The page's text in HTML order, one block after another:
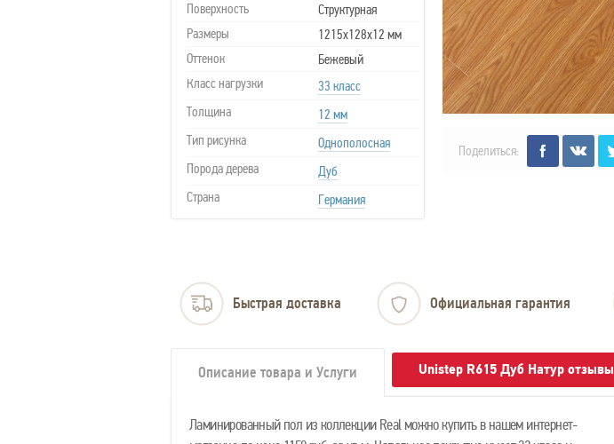
Поверхность
Структурная
Размеры
1215x128x12 мм
Оттенок
Бежевый
Класс нагрузки
33 класс
Толщина
12 мм
Тип рисунка
Однополосная
Порода дерева
Дуб
Страна
Германия
Поделиться:
Быстрая доставка Официальная гарантия
Описание товара и Услуги Unistep R615 Дуб Натур отзывы
Ламинированный пол из коллекции Real можно купить в нашем интернет-